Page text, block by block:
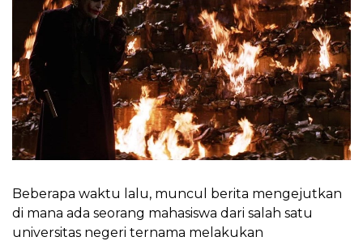
Beberapa waktu lalu, muncul berita mengejutkan
di mana ada seorang mahasiswa dari salah satu
universitas negeri ternama melakukan